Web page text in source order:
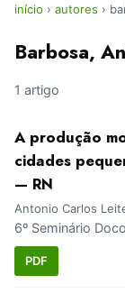
início › autores ›
Barbosa,
1 artigo
A produção
cidades
— RN
Antonio Carlos
6º Seminário
PDF